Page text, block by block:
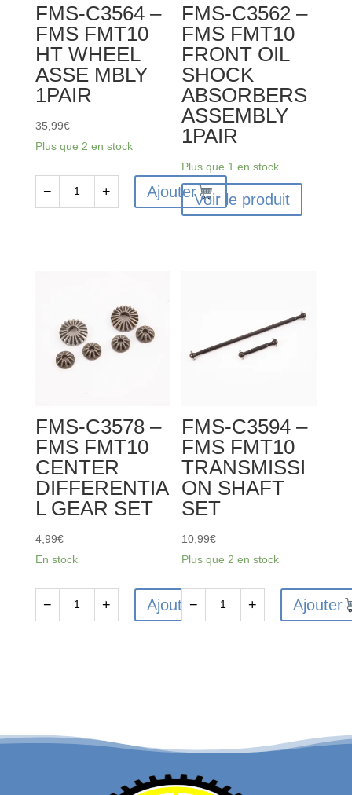
SET
FMS-C3564 –
FMS FMT10
HT WHEEL
ASSE MBLY
1PAIR
35,99€
Plus que 2 en stock
FMT10
WHEEL
1PAIR
− + Ajouter
FMS-C3562 –
FMS FMT10
FRONT OIL
SHOCK
ABSORBERS
ASSEMBLY
1PAIR
Plus que 1 en stock
Voir le produit
FMS-C3578 –
FMS FMT10
CENTER
DIFFERENTIA
L GEAR SET
4,99€
En stock
FMT10
− + Ajouter
FMS-C3594 –
FMS FMT10
TRANSMISSI
ON SHAFT
SET
10,99€
Plus que 2 en stock
TRANSMISSION
SHAFT
− + Ajouter